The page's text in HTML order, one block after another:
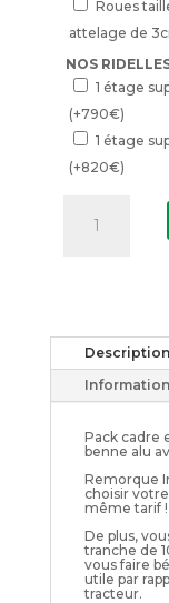
Roues
attelage de
NOS
1 étage
(+790€)
1 étage
(+820€)
Remorque
Description
Pack cadre
benne alu
Remorque
choisir
même tarif !
De plus,
tranche de
vous faire
utile par
tracteur.